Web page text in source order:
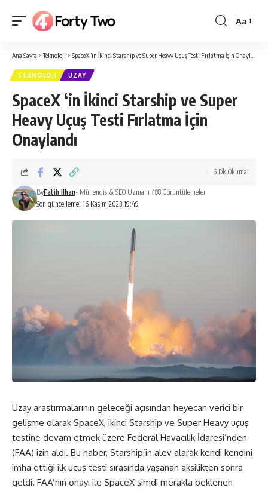
Yazı
Aa
Ana Sayfa >Teknoloji > SpaceX ‘in İkinci Starship ve Super Heavy Uçuş Testi Fırlatma İçin Onaylandı
TEKNOLOJI UZAY
SpaceX ‘in İkinci Starship ve Super
Heavy Uçuş Testi Fırlatma İçin
Onaylandı
Son güncelleme: 16 Kasım 2023 19:49
ByFatih Ilhan- Mühendis & SEO Uzmanı 188 Görüntülemeler
6 Dk Okuma
Uzay araştırmalarının geleceği açısından heyecan verici bir
gelişme olarak SpaceX, ikinci Starship ve Super Heavy uçuş
testine devam etmek üzere Federal Havacılık İdaresi’nden
(FAA) izin aldı. Bu haber, Starship’in alev alarak kendi kendini
imha ettiği ilk uçuş testi sırasında yaşanan aksilikten sonra
geldi. FAA’nın onayı ile SpaceX şimdi merakla beklenen